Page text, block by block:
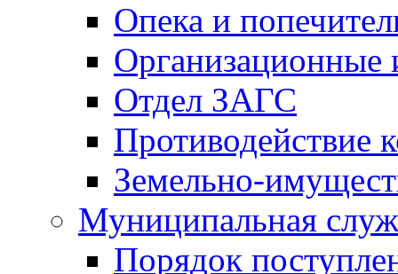
Опека и
Отдел ЗАГС
Противодействие
Земельно-
Муниципальная
Порядок